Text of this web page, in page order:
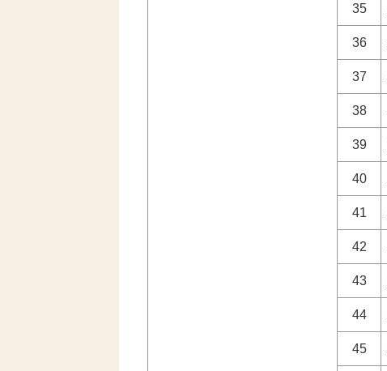
35
36
37
38
39
40
41
42
43
44
45